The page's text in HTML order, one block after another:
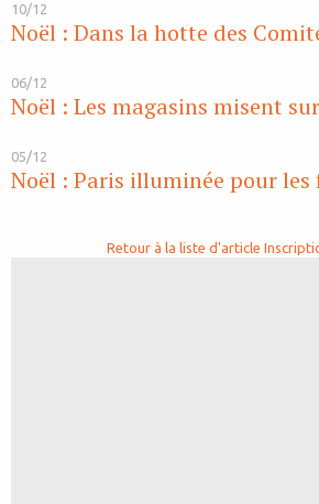
10/12
Noël : Dans la hotte des
06/12
Noël : Les magasins misent
05/12
Noël : Paris illuminée pour les
Retour à la liste d'article